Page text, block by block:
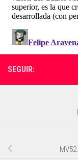
SEGUIR: